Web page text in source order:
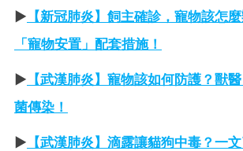
► 【新冠肺炎】飼主確診，寵物該怎
「寵物安置」配套措施！
► 【武漢肺炎】寵物該如何防護？獸
菌傳染！
► 【武漢肺炎】滴露讓貓狗中毒？一